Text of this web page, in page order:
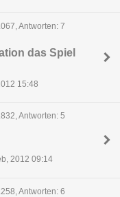
Antworten: 7
das Spiel
15:48
Antworten: 5
2012 09:14
Antworten: 6